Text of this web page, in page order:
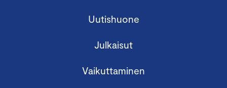
Uutishuone
Julkaisut
Vaikuttaminen